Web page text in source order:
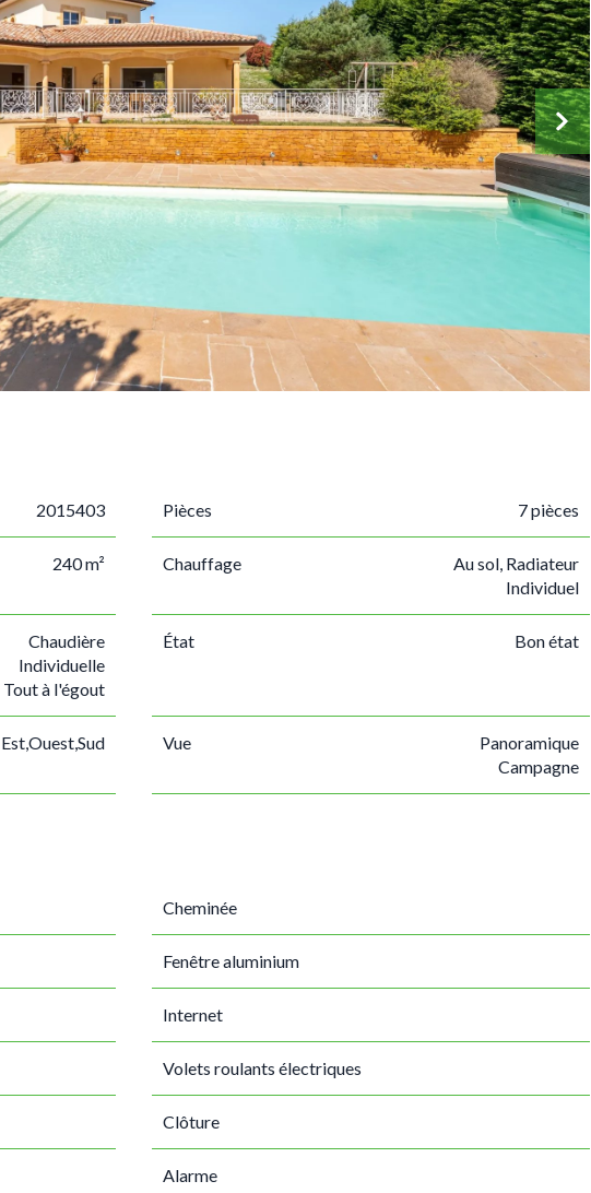
2015403 Pièces 7 pièces
240 m² Chauffage
Au sol, Radiateur
Individuel
Chaudière
Individuelle
Tout à l'égout
État Bon état
Est,Ouest,Sud Vue
Panoramique
Campagne
Cheminée
Fenêtre aluminium
Internet
Volets roulants électriques
Clôture
Alarme